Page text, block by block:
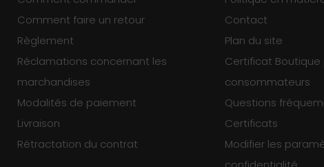
Comment faire un retour
Règlement
Réclamations concernant les
marchandises
Modalités de paiement
Livraison
Rétractation du contrat
Contact
Plan du site
Certificat Boutique
consommateurs
Questions
Certificats
Modifier les